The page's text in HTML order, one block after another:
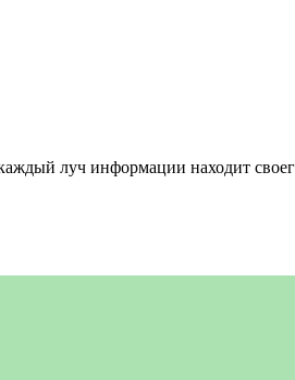
луч информации находит